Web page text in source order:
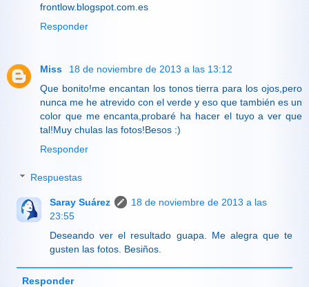
frontlow.blogspot.com.es
Responder
Miss
18 de noviembre de 2013 a las 13:12
Que bonito!me encantan los tonos tierra para los ojos,pero
nunca me he atrevido con el verde y eso que también es un
color que me encanta,probaré ha hacer el tuyo a ver que
tal!Muy chulas las fotos!Besos :)
Responder
Respuestas
Saray Suárez
18 de noviembre de 2013 a las
23:55
Deseando ver el resultado guapa. Me alegra que te
gusten las fotos. Besiños.
Responder